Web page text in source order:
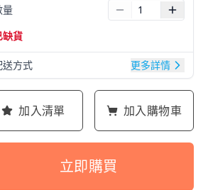
量
缺貨
送方式 更多詳情
加入清單 加入購物車
立即購買